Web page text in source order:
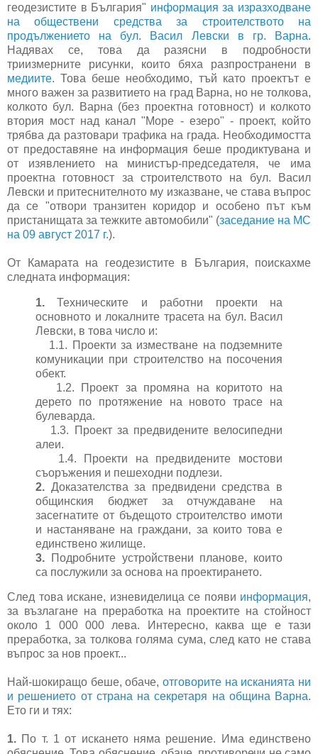
геодезистите в България" информация за изразходване
на обществени средства за строителството на
продължението на бул. Васил Левски в гр. Варна.
Надявах се, това да разясни в подробности
триизмерните рисунки, които бяха разпространени в
медиите. Това беше необходимо, тъй като проектът е
много важен за развитието на град Варна, но не толкова,
колкото бул. Варна (без проектна готовност) и колкото
втория мост над канал "Море - езеро" - проект, който
трябва да разтовари трафика на града. Необходимостта
от предоставяне на информация беше продиктувана и
от изявлението на министър-председателя, че има
проектна готовност за строителството на бул. Васил
Левски и притеснителното му изказване, че става въпрос
да се "отвори транзитен коридор и особено път към
пристанищата за тежките автомобили" (заседание на МС
на 09 август 2017 г.).
От Камарата на геодезистите в България, поискахме
следната информация:
1. Техническите и работни проекти на
основното и локалните трасета на бул. Васил
Левски, в това число и:
1.1. Проекти за изместване на подземните
комуникации при строителство на посочения
обект.
1.2. Проект за промяна на коритото на
дерето по протяжение на новото трасе на
булеварда.
1.3. Проект за предвидените велосипедни
алеи.
1.4. Проекти на предвидените мостови
съоръжения и пешеходни подлези.
2. Доказателства за предвидени средства в
общинския бюджет за отчуждаване на
засегнатите от бъдещото строителство имоти
и настаняване на граждани, за които това е
единствено жилище.
3. Подробните устройствени планове, които
са послужили за основа на проектирането.
След това искане, изневиделица се появи информация,
за възлагане на преработка на проектите на стойност
около 1 000 000 лева. Интересно, каква ще е тази
преработка, за толкова голяма сума, след като не става
въпрос за нов проект...
Най-шокиращо беше, обаче, отговорите на исканията ни
и решението от страна на секретаря на община Варна.
Ето ги и тях:
1. По т. 1 от искането няма решение. Има единствено